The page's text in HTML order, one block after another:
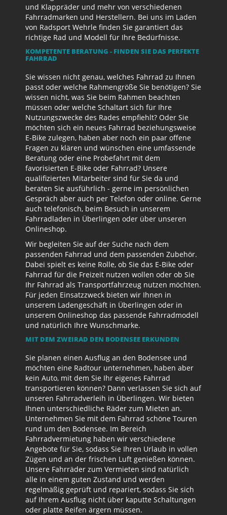
und Klappräder und mehr von verschiedenen
Fahrradmarken und Herstellern. Bei uns im Laden
von Radsport Wehrle finden Sie garantiert das
richtige Rad und Modell für Ihre Bedürfnisse.
KOMPETENTE BERATUNG - FINDEN SIE DAS PERFEKTE
FAHRRAD
Sie wissen nicht genau, welches Fahrrad zu Ihnen
passt oder welche Rahmengröße Sie benötigen? Sie
wissen nicht, was Sie beim Rahmen beachten
müssen oder welche Schaltart sich für Ihre
Nutzungszwecke des Rades empfiehlt? Oder Sie
möchten sich ein neues Fahrrad beziehungsweise
E-Bike zulegen, haben aber noch ein paar offene
Fragen zu klären und wünschen eine umfassende
Beratung oder eine Probefahrt mit dem
favorisierten E-Bike oder Fahrrad? Unsere
qualifizierten Mitarbeiter sind für Sie da und
beraten Sie ausführlich - gerne im persönlichen
Gespräch aber auch per Telefon oder online. Gerne
auch telefonisch, beim Besuch in unserem
Fahrradladen in Überlingen oder über unseren
Onlineshop.
Wir begleiten Sie auf der Suche nach dem
passenden Fahrrad und dem passenden Zubehör.
Dabei spielt es keine Rolle, ob Sie das E-Bike oder
Fahrrad für die Freizeit nutzen wollen oder ob Sie
Ihr Fahrrad als Transportfahrzeug nutzen möchten.
Für jeden Einsatzzweck bieten wir Ihnen in
unserem Ladengeschäft in Überlingen oder in
unserem Onlineshop das passende Fahrradmodell
und natürlich Ihre Wunschmarke.
MIT DEM ZWEIRAD DEN BODENSEE ERKUNDEN
Sie planen einen Ausflug an den Bodensee und
möchten eine Radtour unternehmen, haben aber
kein Auto, mit dem Sie Ihr eigenes Fahrrad
transportieren können? Dann verlassen Sie sich auf
unseren Fahrradverleih in Überlingen. Wir bieten
Ihnen unterschiedliche Räder zum Mieten an.
Unternehmen Sie mit dem Fahrrad schöne Touren
rund um den Bodensee. Im Bereich
Fahrradvermietung haben wir verschiedene
Angebote für Sie, sodass Sie Ihren Urlaub in vollen
Zügen und an der frischen Luft genießen können.
Unsere Fahrräder zum Vermieten sind natürlich
alle in einem guten Zustand und werden
regelmäßig geprüft und repariert, sodass Sie sich
auf Ihrem Ausflug nicht über kaputte Schaltungen
oder platte Reifen ärgern müssen.